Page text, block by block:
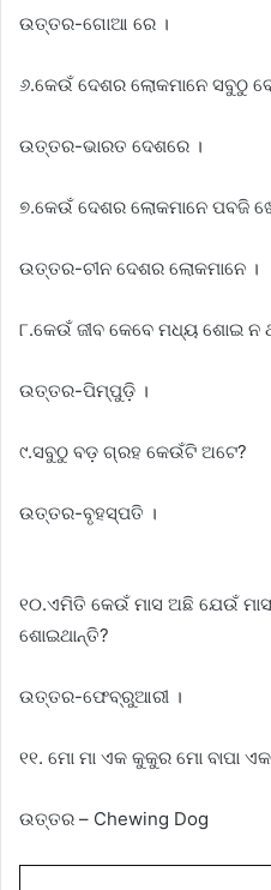
ଉତ୍ତର-ଗୋଆ ରେ ।
୬.କେଉଁ ଦେଶର ଲୋକମାନେ ସବୁଠୁ
ଉତ୍ତର-ଭାରତ ଦେଶରେ ।
୭.କେଉଁ ଦେଶର ଲୋକମାନେ ପବଜି
ଉତ୍ତର-ଚୀନ ଦେଶର ଲୋକମାନେ ।
୮.କେଉଁ ଜୀବ କେବେ ମଧ୍ୟ ଶୋଇ ନ
ଉତ୍ତର-ପିମ୍ପୁଡ଼ି ।
୯.ସବୁଠୁ ବଡ଼ ଗ୍ରହ କେଉଁଟି ଅଟେ?
ଉତ୍ତର-ବୃହସ୍ପତି ।
୧୦.ଏମିତି କେଉଁ ମାସ ଅଛି ଯେଉଁ
ଶୋଇଥାନ୍ତି?
ଉତ୍ତର-ଫେବ୍ରୁଆରୀ ।
୧୧. ମୋ ମା ଏକ କୁକୁର ମୋ ବାପା
ଉତ୍ତର – Chewing Dog